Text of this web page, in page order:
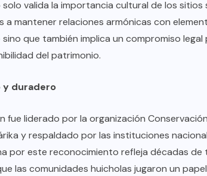
valida la importancia cultural de los
a mantener relaciones armónicas con
que también implica un compromiso
del patrimonio.
y duradero
fue liderado por la organización
y respaldado por las instituciones
por este reconocimiento refleja décadas
las comunidades huicholas jugaron un